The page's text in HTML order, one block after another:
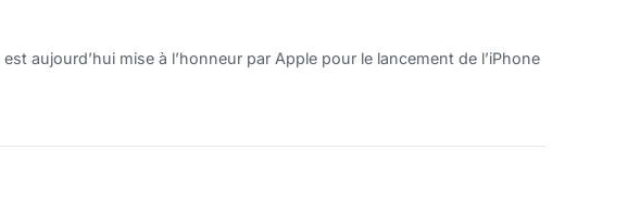
aujourd’hui mise à l’honneur par Apple pour le lancement de l’iPhone